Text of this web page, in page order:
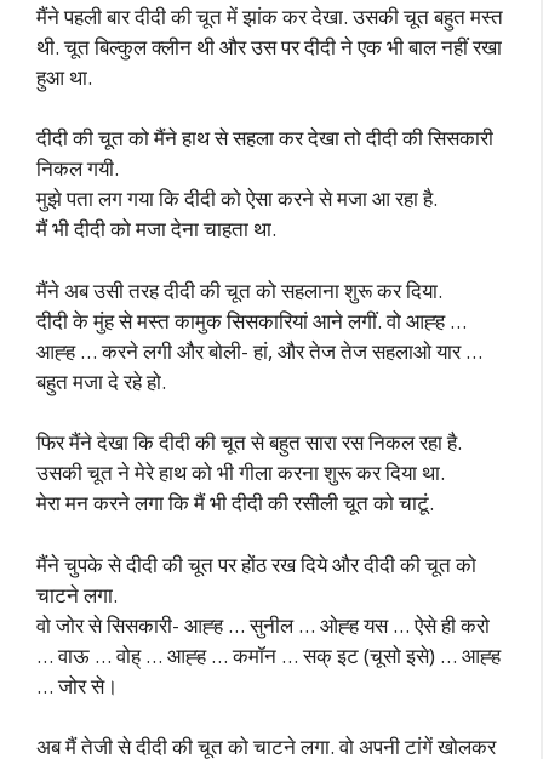
मैंने पहली बार दीदी की चूत में झांक कर देखा. उसकी चूत बहुत मस्त
थी. चूत बिल्कुल क्लीन थी और उस पर दीदी ने एक भी बाल नहीं रखा
हुआ था.
दीदी की चूत को मैंने हाथ से सहला कर देखा तो दीदी की सिसकारी
निकल गयी.
मुझे पता लग गया कि दीदी को ऐसा करने से मजा आ रहा है.
मैं भी दीदी को मजा देना चाहता था.
मैंने अब उसी तरह दीदी की चूत को सहलाना शुरू कर दिया.
दीदी के मुंह से मस्त कामुक सिसकारियां आने लगीं. वो आह्ह …
आह्ह … करने लगी और बोली- हां, और तेज तेज सहलाओ यार …
बहुत मजा दे रहे हो.
फिर मैंने देखा कि दीदी की चूत से बहुत सारा रस निकल रहा है.
उसकी चूत ने मेरे हाथ को भी गीला करना शुरू कर दिया था.
मेरा मन करने लगा कि मैं भी दीदी की रसीली चूत को चाटूं.
मैंने चुपके से दीदी की चूत पर होंठ रख दिये और दीदी की चूत को
चाटने लगा.
वो जोर से सिसकारी- आह्ह … सुनील … ओह्ह यस … ऐसे ही करो
… वाऊ … वोह् … आह्ह … कमॉन … सक् इट (चूसो इसे) … आह्ह
… जोर से।
अब मैं तेजी से दीदी की चूत को चाटने लगा. वो अपनी टांगें खोलकर